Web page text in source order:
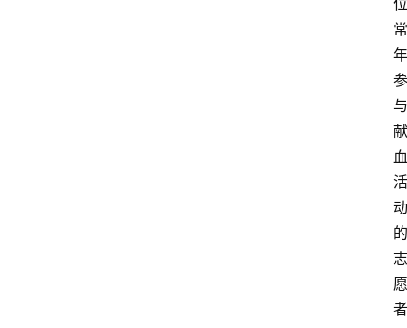
位
常
年
参
与
献
血
活
动
的
志
愿
者